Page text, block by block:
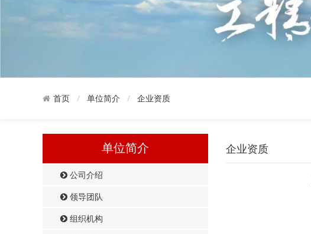
首页 单位简介 企业资质
单位简介
公司介绍
领导团队
组织机构
企业资质